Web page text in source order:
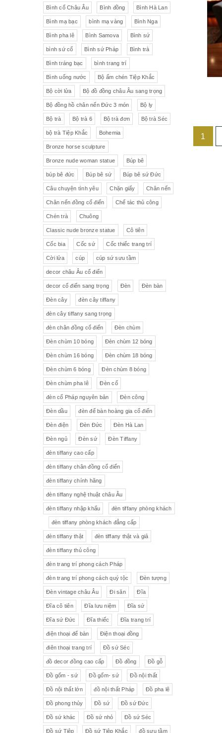
1
Đồ trang trí khác Đèn
Đồ sứ khác Tranh sơn dầu
Đồ sứ nhỏ Đôn bình
Âu sứ có nắp Gạt tàn
Ly pha lê Liễn cổ
Đồ sứ hồng Đồ sứ
Liễn sứ Đồng hồ quả lê
Đồng hồ Đèn chùm
Đèn chùm pha lê Tiệp
Đồng hồ để bàn Đồ nội thất
Pha lê màu đắp hoa nổi
Pha lê Đĩa trang trí
Sứ hồng
Ấm chén sứ Tiệp Bộ trà
Sữa
Tượng đồng Thảm
Độc bình Đồ đồng
Tượng sứ Đồ trang trí nhỏ
Rượu Cognac
Thực phẩm chức năng
Rượu Whisky Rượu vang
Tượng gốm Đèn bàn
Tượng Bộ trà sứ Tiệp
Liên Xô
Cộng hòa Séc- chợ đồ cổ Praha
pha lê Tiệp Đồ sứ Tiệp
Sứ Đức Italia, Germany
VebR- Đức Royal Schwabap
H&C - Séc Bohemia
Đức
Bavaria Nutrilon
Fonderie Bords de Seine
Chế tác thủ công Hennessy
Johnie Walker Pháp
L'art Bronze Qualité France
Karlovy Vary
Bình cổ Châu Âu Bình đồng Bình Hà Lan
Bình mạ bạc bình mạ vàng Bình Nga
Bình pha lê Bình Samova Bình sứ
bình sứ cổ Bình sứ Pháp Bình trà
Bình tráng bạc bình trang trí
Bình uống nước Bộ ấm chén Tiệp Khắc
Bộ cời lửa Bộ đồ đồng châu Âu sang trọng
Bộ đồng hồ chân nến Đức 3 món Bộ ly
Bộ trà Bộ trà 6 Bộ trà đơn Bộ trà Séc
bộ trà Tiệp Khắc Bohemia
Bronze horse sculpture
Bronze nude woman statue Búp bê
búp bê đức Búp bê sứ Búp bê sứ Đức
Câu chuyện tình yêu Chặn giấy Chân nến
Chân nến đồng cổ điển Chế tác thủ công
Chén trà Chuông
Classic nude bronze statue Cô tiên
Cốc bia Cốc sứ Cốc thiếc trang trí
Cời lửa cúp cúp sứ sưu tầm
decor châu Âu cổ điển
decor cổ điển sang trọng Đèn Đèn bàn
Đèn cây đèn cây tiffany
đèn cây tiffany sang trọng
đèn chân đồng cổ điển Đèn chùm
Đèn chùm 10 bóng Đèn chùm 12 bóng
Đèn chùm 16 bóng Đèn chùm 18 bóng
Đèn chùm 6 bóng Đèn chùm 8 bóng
Đèn chùm pha lê Đèn cổ
đèn cổ Pháp nguyên bản Đèn công
Đèn dầu đèn để bàn hoàng gia cổ điển
Đèn điện Đèn Đức Đèn Hà Lan
Đèn ngủ Đèn sứ Đèn Tiffany
đèn tiffany cao cấp
đèn tiffany chân đồng cổ điển
đèn tiffany chính hãng
đèn tiffany nghệ thuật châu Âu
đèn tiffany nhập khẩu đèn tiffany phòng khách
đèn tiffany phòng khách đẳng cấp
đèn tiffany thật đèn tiffany thật và giả
đèn tiffany thủ công
đèn trang trí phong cách Pháp
đèn trang trí phong cách quý tộc Đèn tượng
Đèn vintage châu Âu Đi săn Đĩa
Đĩa cô tiên Đĩa lưu niệm Đĩa sứ
Đĩa sứ Đức Đĩa thiếc Đĩa trang trí
điện thoại để bàn Điện thoại đồng
điên thoại trang trí Đồ sứ Séc
đồ decor đồng cao cấp Đồ đồng Đồ gỗ
Đồ gốm - sứ Đồ gốm- sứ Đồ nội thất
Đồ nội thất lớn đồ nội thất Pháp Đồ pha lê
Đồ phong thủy Đồ sứ Đồ sứ Đức
Đồ sứ khác Đồ sứ nhỏ Đồ sứ Séc
Đồ sứ Tiệp Đồ sứ Tiệp Khắc đồ sưu tầm